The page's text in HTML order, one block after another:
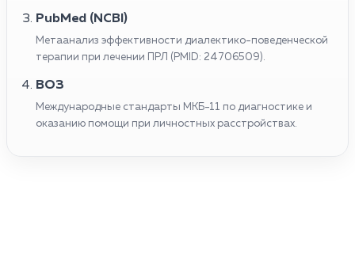
PubMed (NCBI)
Метаанализ эффективности диалектико-поведенческой
терапии при лечении ПРЛ (PMID: 24706509).
ВОЗ
Международные стандарты МКБ-11 по диагностике и
оказанию помощи при личностных расстройствах.